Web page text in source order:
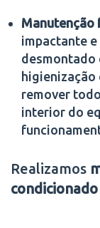
Manutenção
impactante
desmontado
higienização
remover
interior do
Realizamos
condicionado